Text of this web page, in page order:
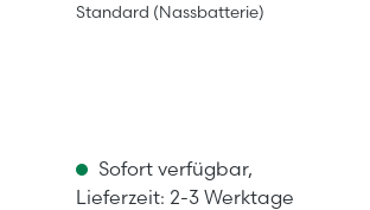
Standard (Nassbatterie)
Sofort verfügbar,
Lieferzeit: 2-3 Werktage